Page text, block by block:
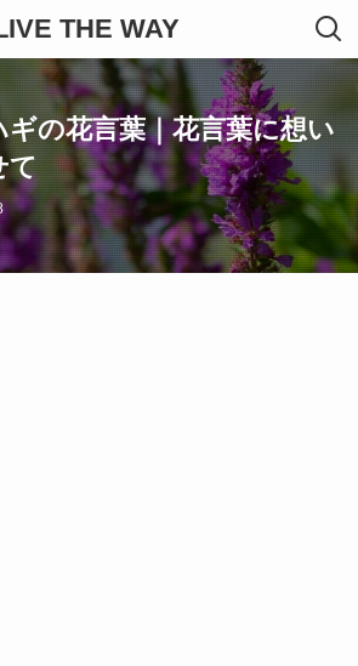
THE WAY
ギの花言葉｜花言葉に想い
て